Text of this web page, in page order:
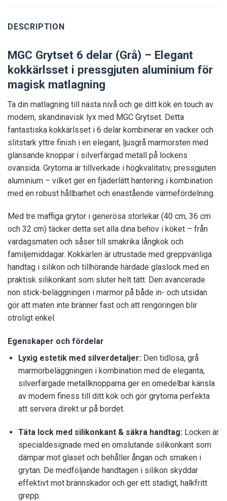
DESCRIPTION
MGC Grytset 6 delar (Grå) – Elegant
kokkärlsset i pressgjuten aluminium för
magisk matlagning
Ta din matlagning till nästa nivå och ge ditt kök en touch av
modern, skandinavisk lyx med MGC Grytset. Detta
fantastiska kokkärlsset i 6 delar kombinerar en vacker och
slitstark yttre finish i en elegant, ljusgrå marmorsten med
glänsande knoppar i silverfärgad metall på lockens
ovansida. Grytorna är tillverkade i högkvalitativ, pressgjuten
aluminium – vilket ger en fjäderlätt hantering i kombination
med en robust hållbarhet och enastående värmefördelning.
Med tre maffiga grytor i generösa storlekar (40 cm, 36 cm
och 32 cm) täcker detta set alla dina behov i köket – från
vardagsmaten och såser till smakrika långkok och
familjemiddagar. Kokkärlen är utrustade med greppvänliga
handtag i silikon och tillhörande härdade glaslock med en
praktisk silikonkant som sluter helt tätt. Den avancerade
non stick-beläggningen i marmor på både in- och utsidan
gör att maten inte bränner fast och att rengöringen blir
otroligt enkel.
Egenskaper och fördelar
Lyxig estetik med silverdetaljer:Den tidlösa, grå
marmorbeläggningen i kombination med de eleganta,
silverfärgade metallknopparna ger en omedelbar känsla
av modern finess till ditt kök och gör grytorna perfekta
att servera direkt ur på bordet.
Täta lock med silikonkant & säkra handtag:Locken är
specialdesignade med en omslutande silikonkant som
dämpar mot glaset och behåller ångan och smaken i
grytan. De medföljande handtagen i silikon skyddar
effektivt mot brännskador och ger ett stadigt, halkfritt
grepp.